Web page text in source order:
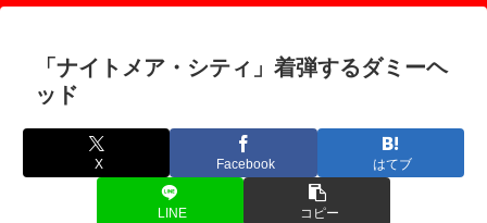
「ナイトメア・シティ」着弾するダミーヘ
ッド
X Facebook はてブ
LINE コピー